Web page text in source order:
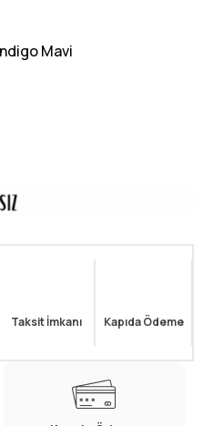
Mavi
Taksit İmkanı Kapıda Ödeme